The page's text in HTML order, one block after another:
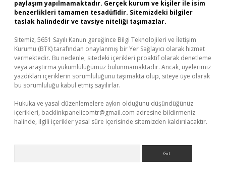
paylaşım yapılmamaktadır. Gerçek kurum ve kişiler ile isim
benzerlikleri tamamen tesadüfidir. Sitemizdeki bilgiler
taslak halindedir ve tavsiye niteliği taşımazlar.
Sitemiz, 5651 Sayılı Kanun gereğince Bilgi Teknolojileri ve İletişim
Kurumu (BTK) tarafından onaylanmış bir Yer Sağlayıcı olarak hizmet
vermektedir. Bu nedenle, sitedeki içerikleri proaktif olarak denetleme
veya araştırma yükümlülüğümüz bulunmamaktadır. Ancak, üyelerimiz
yazdıkları içeriklerin sorumluluğunu taşımakta olup, siteye üye olarak
bu sorumluluğu kabul etmiş sayılırlar.
Hukuka ve yasal düzenlemelere aykırı olduğunu düşündüğünüz
içerikleri, backlinkpanelicomtr@gmail.com adresine bildirmeniz
halinde, ilgili içerikler yasal süre içerisinde sitemizden kaldırılacaktır.